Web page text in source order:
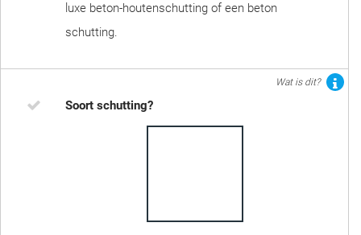
luxe beton-houtenschutting of een beton
schutting.
Wat is dit?
Soort schutting?